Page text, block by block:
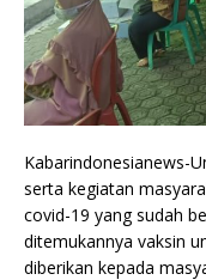
Kabarindonesianews-
serta kegiatan
covid-19 yang sudah
ditemukannya vaksin
diberikan kepada